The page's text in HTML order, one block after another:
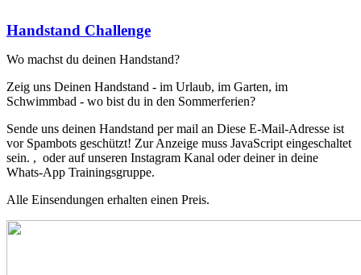
Handstand Challenge
Wo machst du deinen Handstand?
Zeig uns Deinen Handstand - im Urlaub, im Garten, im
Schwimmbad - wo bist du in den Sommerferien?
Sende uns deinen Handstand per mail an Diese E-Mail-Adresse ist
vor Spambots geschützt! Zur Anzeige muss JavaScript eingeschaltet
sein. , oder auf unseren Instagram Kanal oder deiner in deine
Whats-App Trainingsgruppe.
Alle Einsendungen erhalten einen Preis.